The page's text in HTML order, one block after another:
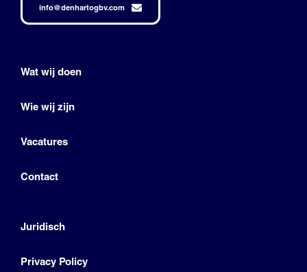
info@denhartogbv.com
Wat wij doen
Wie wij zijn
Vacatures
Contact
Juridisch
Privacy Policy